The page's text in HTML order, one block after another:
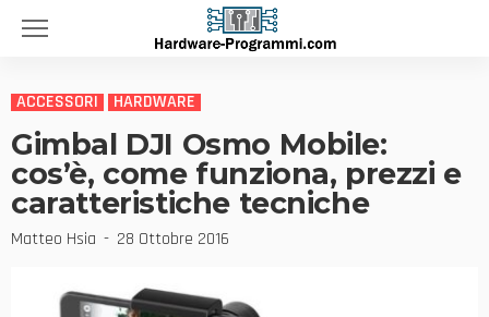
ACCESSORI HARDWARE
Gimbal DJI Osmo Mobile:
cos’è, come funziona, prezzi e
caratteristiche tecniche
Matteo Hsia 28 Ottobre 2016